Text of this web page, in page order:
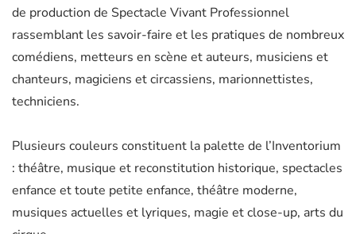
de production de Spectacle Vivant Professionnel
rassemblant les savoir-faire et les pratiques de nombreux
comédiens, metteurs en scène et auteurs, musiciens et
chanteurs, magiciens et circassiens, marionnettistes,
techniciens.
Plusieurs couleurs constituent la palette de l’Inventorium
: théâtre, musique et reconstitution historique, spectacles
enfance et toute petite enfance, théâtre moderne,
musiques actuelles et lyriques, magie et close-up, arts du